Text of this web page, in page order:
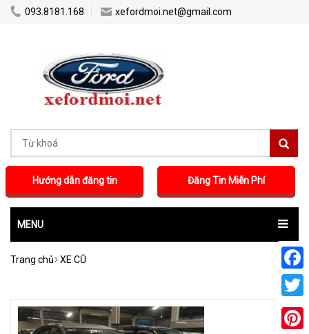
... 093.8181.168 xefordmoi.net@gmail.com
Đăng Tin Miễn Phí
Hướng dẫn đăng tin
MENU
Trang chủ XE CŨ